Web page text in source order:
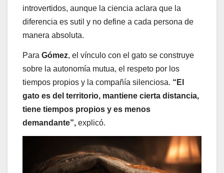
introvertidos, aunque la ciencia aclara que la
diferencia es sutil y no define a cada persona de
manera absoluta.
Para Gómez, el vínculo con el gato se construye
sobre la autonomía mutua, el respeto por los
tiempos propios y la compañía silenciosa. “El
gato es del territorio, mantiene cierta distancia,
tiene tiempos propios y es menos
demandante”, explicó.